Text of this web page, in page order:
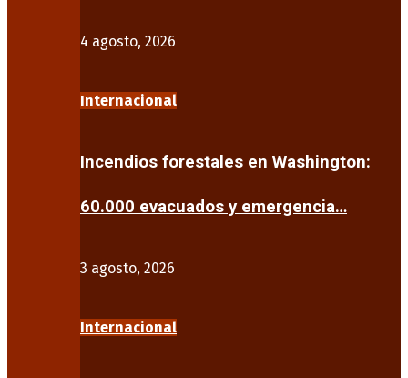
4 agosto, 2026
Internacional
Incendios forestales en Washington:
60.000 evacuados y emergencia…
3 agosto, 2026
Internacional